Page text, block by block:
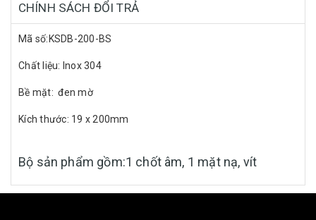
CHÍNH SÁCH ĐỔI TRẢ
Mã số:KSDB-200-BS
Chất liệu: Inox 304
Bề mặt: đen mờ
Kích thước: 19 x 200mm
Bộ sản phẩm gồm:1 chốt âm, 1 mặt nạ, vít